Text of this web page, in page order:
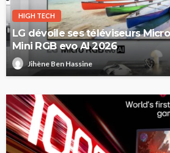
HIGH TECH
LG dévoile ses téléviseurs
Mini RGB evo AI 2026
Jihène Ben Hassine